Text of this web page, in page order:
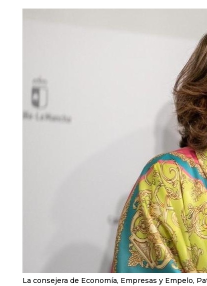
La consejera de Economía, Empresas y Empelo,